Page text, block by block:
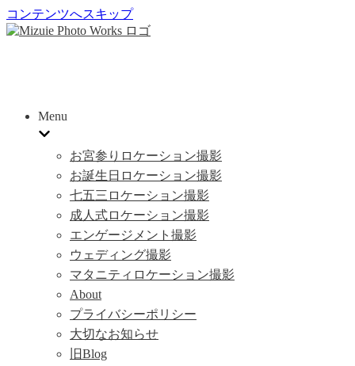
コンテンツへスキップ
Menu
お宮参りロケーション撮影
お誕生日ロケーション撮影
七五三ロケーション撮影
成人式ロケーション撮影
エンゲージメント撮影
ウェディング撮影
マタニティロケーション撮影
About
プライバシーポリシー
大切なお知らせ
旧Blog